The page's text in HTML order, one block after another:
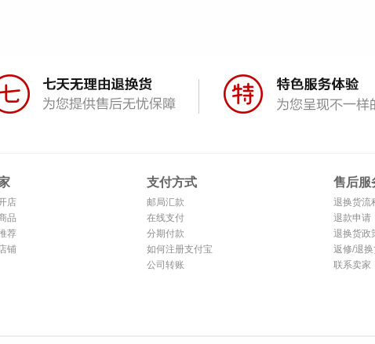
店
品
荐
铺
支付方式
邮局汇款
在线支付
分期付款
如何注册支付宝
公司转账
售后服
退换货流
退款申请
退换货政
返修/退
联系卖家